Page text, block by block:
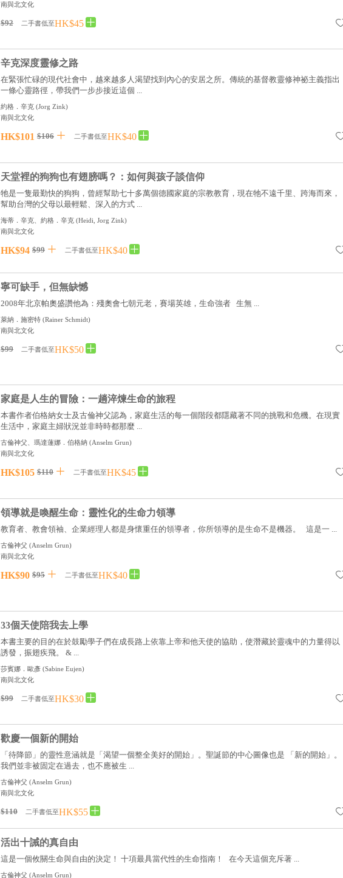
南與北文化
$92 二手書低至HK$45
辛克深度靈修之路
在緊張忙碌的現代社會中，越來越多人渴望找到內心的安居之所。傳統的基督教靈修神祕主義指出
一條心靈路徑，帶我們一步步接近這個 ...
約格．辛克 (Jorg Zink)
南與北文化
HK$101 $106 二手書低至HK$40
天堂裡的狗狗也有翅膀嗎？：如何與孩子談信仰
牠是一隻最勤快的狗狗，曾經幫助七十多萬個德國家庭的宗教教育，現在牠不遠千里、跨海而來，
幫助台灣的父母以最輕鬆、深入的方式 ...
海蒂．辛克、約格．辛克 (Heidi, Jorg Zink)
南與北文化
HK$94 $99 二手書低至HK$40
寧可缺手，但無缺憾
2008年北京帕奧盛讚他為：殘奧會七朝元老，賽場英雄，生命強者 生無 ...
萊納．施密特 (Rainer Schmidt)
南與北文化
$99 二手書低至HK$50
家庭是人生的冒險：一趟淬煉生命的旅程
本書作者伯格納女士及古倫神父認為，家庭生活的每一個階段都隱藏著不同的挑戰和危機。在現實
生活中，家庭主婦狀況並非時時都那麼 ...
古倫神父、瑪達蓮娜．伯格納 (Anselm Grun)
南與北文化
HK$105 $110 二手書低至HK$45
領導就是喚醒生命：靈性化的生命力領導
教育者、教會領袖、企業經理人都是身懷重任的領導者，你所領導的是生命不是機器。 這是一 ...
古倫神父 (Anselm Grun)
南與北文化
HK$90 $95 二手書低至HK$40
33個天使陪我去上學
本書主要的目的在於鼓勵學子們在成長路上依靠上帝和他天使的協助，使潛藏於靈魂中的力量得以
誘發，振翅疾飛。 & ...
莎賓娜．歐彥 (Sabine Eujen)
南與北文化
$99 二手書低至HK$30
歡慶一個新的開始
「待降節」的靈性意涵就是「渴望一個整全美好的開始」。聖誕節的中心圖像也是 「新的開始」。
我們並非被固定在過去，也不應被生 ...
古倫神父 (Anselm Grun)
南與北文化
$110 二手書低至HK$55
活出十誡的真自由
這是一個攸關生命與自由的決定！ 十項最具當代性的生命指南！ 在今天這個充斥著 ...
古倫神父 (Anselm Grun)